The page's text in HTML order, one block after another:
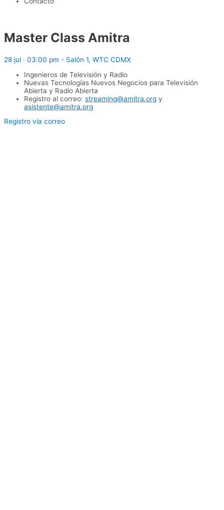
Master Class Amitra
28 jul · 03:00 pm - Salón 1, WTC CDMX
Ingenieros de Televisión y Radio
Nuevas Tecnologías Nuevos Negocios para Televisión
Abierta y Radio Abierta
Registro al correo: streaming@amitra.org y
asistente@amitra.org
Registro vía correo